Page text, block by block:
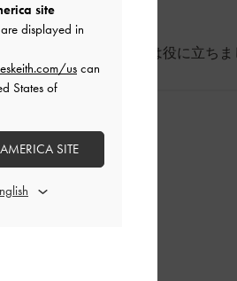
このレビューは役に立ち
site
displayed in
uscan
States of
SITE